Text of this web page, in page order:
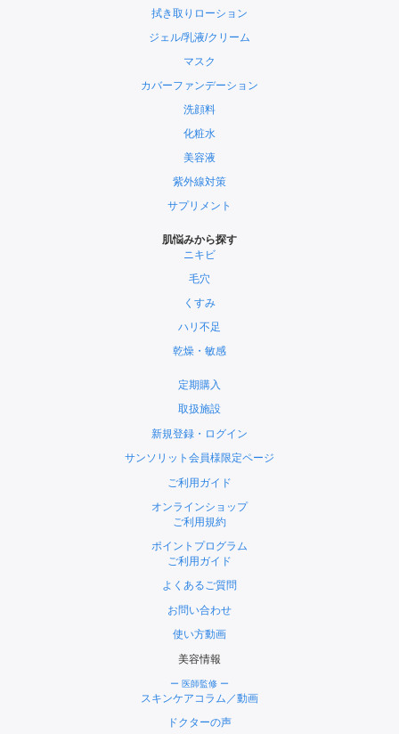
拭き取りローション
ジェル/乳液/クリーム
マスク
カバーファンデーション
洗顔料
化粧水
美容液
紫外線対策
サプリメント
肌悩みから探す
ニキビ
毛穴
くすみ
ハリ不足
乾燥・敏感
定期購入
取扱施設
新規登録・ログイン
サンソリット会員様限定ページ
ご利用ガイド
オンラインショップ
ご利用規約
ポイントプログラム
ご利用ガイド
よくあるご質問
お問い合わせ
使い方動画
美容情報
ー 医師監修 ー
スキンケアコラム／動画
ドクターの声